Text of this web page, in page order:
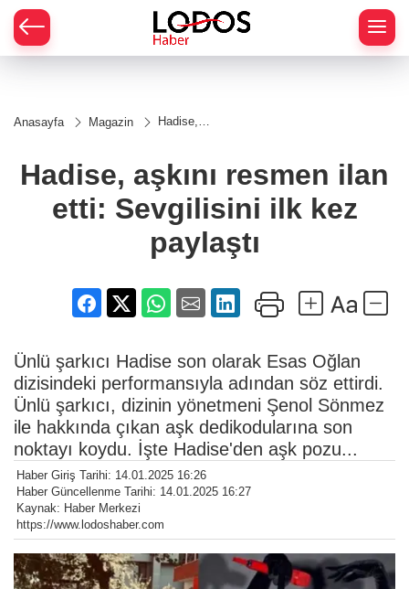
Anasayfa Magazin
Hadise,
ilan etti:
Sevgilisini
ilk kez
paylaştı
Hadise, aşkını resmen ilan
etti: Sevgilisini ilk kez
paylaştı
Ünlü şarkıcı Hadise son olarak Esas Oğlan
dizisindeki performansıyla adından söz ettirdi.
Ünlü şarkıcı, dizinin yönetmeni Şenol Sönmez
ile hakkında çıkan aşk dedikodularına son
noktayı koydu. İşte Hadise'den aşk pozu...
Haber Giriş Tarihi: 14.01.2025 16:26
Haber Güncellenme Tarihi: 14.01.2025 16:27
Kaynak: Haber Merkezi
https://www.lodoshaber.com